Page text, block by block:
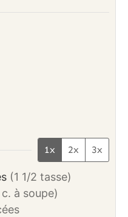
1x 2x 3x
(1 1/2 tasse)
à soupe)